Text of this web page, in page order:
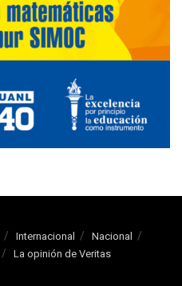
Internacional
Nacional
La opinión de Veritas